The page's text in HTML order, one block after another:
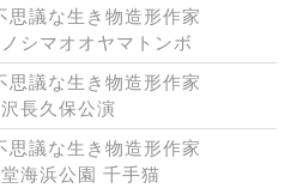
思議な生き物造形作家
シマオオヤマトンボ
思議な生き物造形作家
長久保公演
思議な生き物造形作家
海浜公園 千手猫